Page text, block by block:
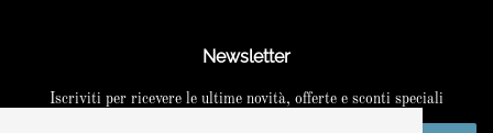
Newsletter
Iscriviti per ricevere le ultime novità, offerte e sconti speciali